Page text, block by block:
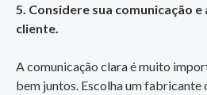
5. Considere sua comunicação
cliente.
A comunicação clara é muito
bem juntos. Escolha um fabricante